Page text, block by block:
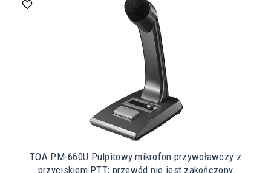
TOA PM-660U Pulpitowy mikrofon przywoławczy z
przyciskiem PTT; przewód nie jest zakończony